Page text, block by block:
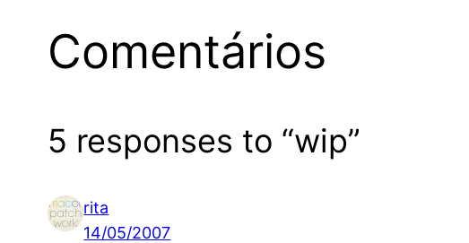
Comentários
5 responses to “wip”
rita
14/05/2007